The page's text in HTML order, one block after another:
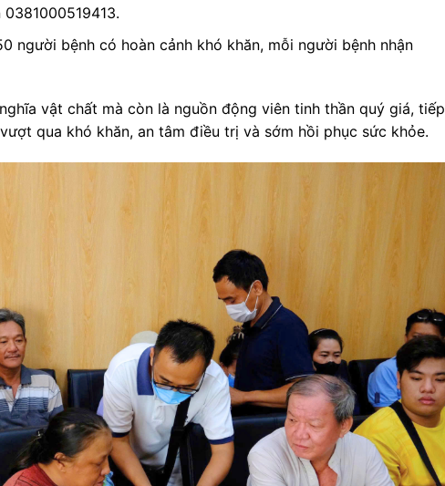
người bệnh có hoàn cảnh khó khăn, mỗi người bệnh nhận
vật chất mà còn là nguồn động viên tinh thần quý giá, tiếp
qua khó khăn, an tâm điều trị và sớm hồi phục sức khỏe.